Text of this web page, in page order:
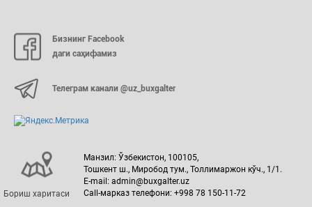
Бизнинг Facebook
даги саҳифамиз
Телеграм канали @uz_buxgalter
Бориш харитаси
Манзил: Ўзбекистон, 100105,
Тошкент ш., Миробод тум., Толлимаржон кўч., 1/1.
E-mail: admin@buxgalter.uz
Call-марказ телефони: +998 78 150-11-72